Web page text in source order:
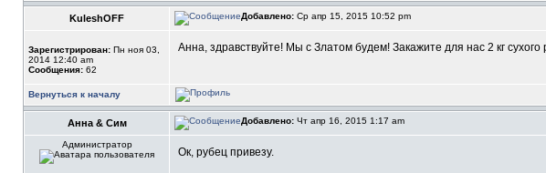
KuleshOFF Добавлено: Ср апр 15, 2015 10:52 pm
Зарегистрирован: Пн ноя 03,
2014 12:40 am
Сообщения: 62
Анна, здравствуйте! Мы с Златом будем! Закажите для нас 2 кг сухого
Вернуться к началу
Анна & Сим Добавлено: Чт апр 16, 2015 1:17 am
Администратор
Ок, рубец привезу.